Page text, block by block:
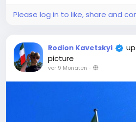
Please log in to like, share and
Rodion Kavetskyi
picture
vor 9 Monaten -